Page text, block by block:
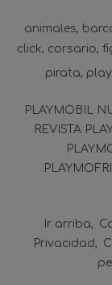
animales
click corsario
pirata
PLAYMOBIL
REVISTA
Ir arriba
Privacidad